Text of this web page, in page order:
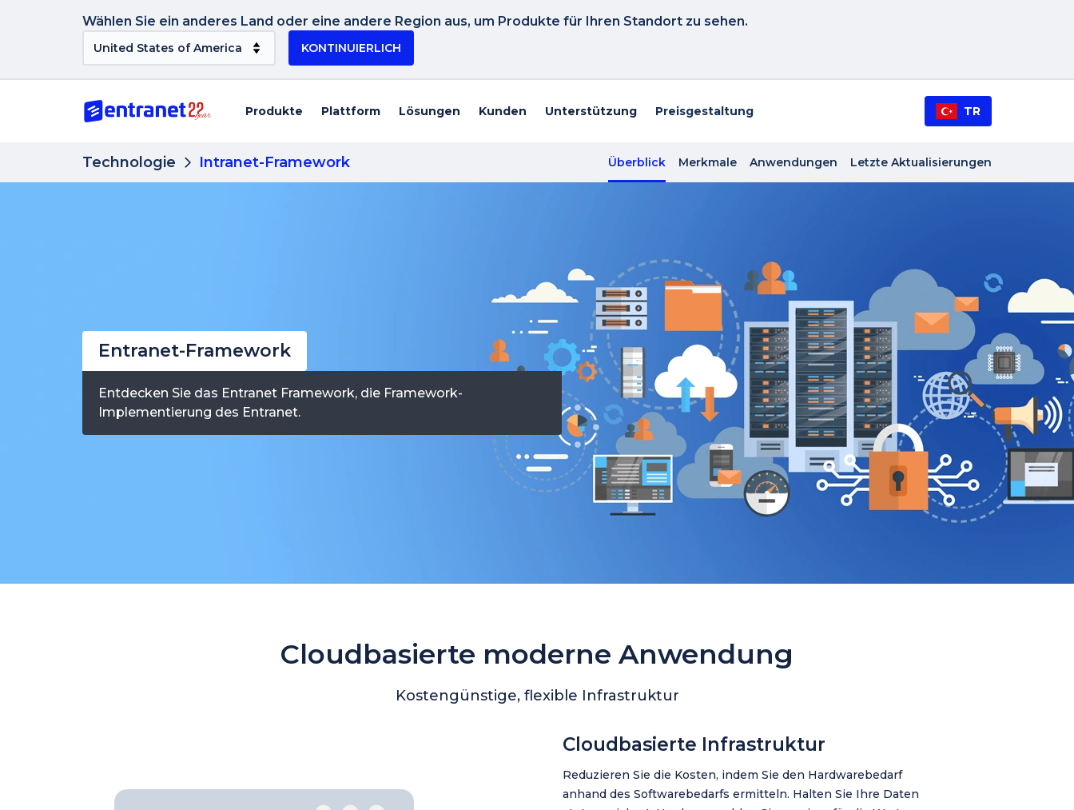
Wählen Sie ein anderes Land oder eine andere Region aus, um Produkte für Ihren Standort zu sehen.
KONTINUIERLICH
Produkte Plattform Lösungen Kunden Unterstützung Preisgestaltung TR
Technologie Intranet-Framework Überblick Merkmale Anwendungen Letzte Aktualisierungen
Entranet-Framework
Entdecken Sie das Entranet Framework, die Framework-
Implementierung des Entranet.
Cloudbasierte moderne Anwendung
Kostengünstige, flexible Infrastruktur
Cloudbasierte Infrastruktur
Reduzieren Sie die Kosten, indem Sie den Hardwarebedarf
anhand des Softwarebedarfs ermitteln. Halten Sie Ihre Daten